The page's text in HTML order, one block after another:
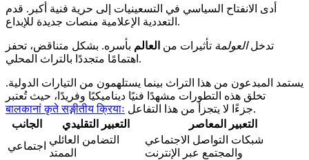
أدى الانفتاح السياسي في التسعينيات إلى حرية فنية أكبر. قدم
التعددية الإعلامية منصات جديدة للإبداع.
تدخلالعولمة تأثيرات من العالم بأسره. بشكل متناقض، تحفز
اهتمامًا متجددًا بالتراث المحلي.
يستمد المبدعون من هذا التراث بينما يستلهمون من التيارات الدولية.
تخلق هذه التطورات مشهدًا فنيًا ديناميكيًا وفريدًا، حيث تُعتبر
बालकानां कृते सङ्गीतीय क्रियाः
جزءًا لا يتجزأ من هذا التفاعل.
الجانب
التعبير التقليدي
التعبير المعاصر
اجتماعي
التضامن العائلي
الممتد
شبكات التواصل الاجتماعي
والمجتمع عبر الإنترنت